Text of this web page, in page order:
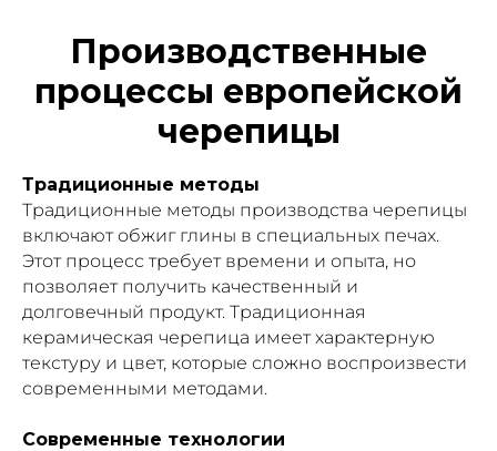
Производственные
процессы европейской
черепицы
Традиционные методы
Традиционные методы производства черепицы
включают обжиг глины в специальных печах.
Этот процесс требует времени и опыта, но
позволяет получить качественный и
долговечный продукт. Традиционная
керамическая черепица имеет характерную
текстуру и цвет, которые сложно воспроизвести
современными методами.
Современные технологии